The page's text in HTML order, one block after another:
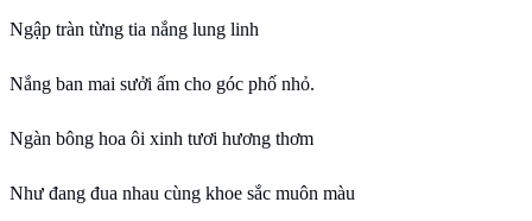
Ngập tràn từng tia nắng lung linh
Nắng ban mai sưởi ấm cho góc phố nhỏ.
Ngàn bông hoa ôi xinh tươi hương thơm
Như đang đua nhau cùng khoe sắc muôn màu